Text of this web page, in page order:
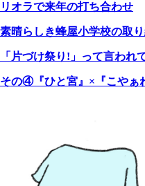
リオラで来年の打ち合わせ
素晴らしき蜂屋小学校の取り
「片づけ祭り!」って言われ
その④『ひと宮』×『こやぁ